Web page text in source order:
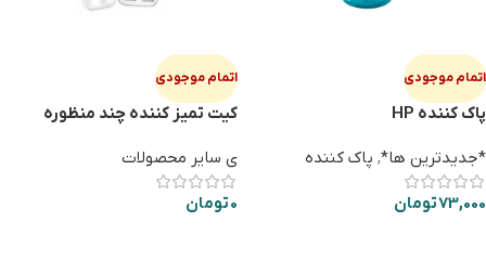
اتمام موجودی
پاک کننده HP
*جدیدترین ها*, پاک کننده
73,000تومان
اتمام موجودی
کیت تمیز کننده چند منظوره
ی سایر محصولات
0تومان